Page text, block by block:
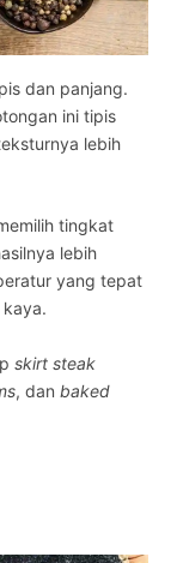
dan panjang.
ini tipis
lebih
tingkat
lebih
yang tepat
skirt steak
, dan baked